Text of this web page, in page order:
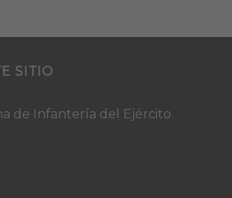
SITIO
de Infantería del Ejército